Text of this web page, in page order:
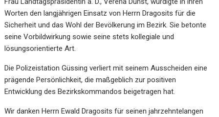
Worten den langjährigen Einsatz von Herrn Dragosits für die
Sicherheit und das Wohl der Bevölkerung im Bezirk. Sie betonte
seine Vorbildwirkung sowie seine stets kollegiale und
lösungsorientierte Art.
Die Polizeistation Güssing verliert mit seinem Ausscheiden eine
prägende Persönlichkeit, die maßgeblich zur positiven
Entwicklung des Bezirkskommandos beigetragen hat.
Wir danken Herrn Ewald Dragosits für seinen jahrzehntelangen